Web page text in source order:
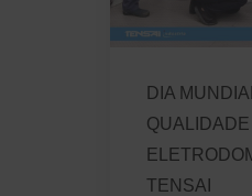
DIA
QUALIDADE
TENSAI